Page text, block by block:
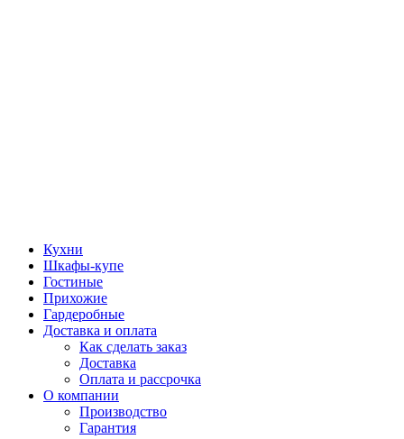
Кухни
Шкафы-купе
Гостиные
Прихожие
Гардеробные
Доставка и оплата
Как сделать заказ
Доставка
Оплата и рассрочка
О компании
Производство
Гарантия